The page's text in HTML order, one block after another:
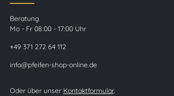
Beratung
Mo - Fr 08:00 - 17:00 Uhr
+49 371 272 64 112
info@pfeifen-shop-online.de
Oder über unser Kontaktformular.